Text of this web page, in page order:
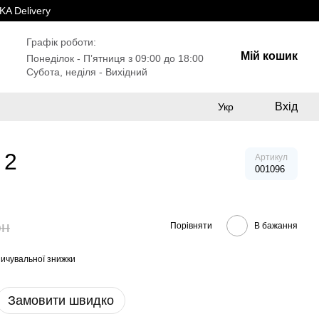
Delivery
Графік роботи:
Понеділок - Пʼятниця з 09:00 до 18:00
Субота, неділя - Вихідний
Мій кошик
Укр Вхід
Артикул
001096
Порівняти В бажання
знижки
Замовити швидко